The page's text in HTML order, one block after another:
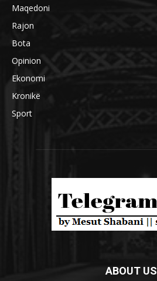
Maqedoni
Rajon
Bota
Opinion
Ekonomi
Kronikë
Sport
ABOUT US